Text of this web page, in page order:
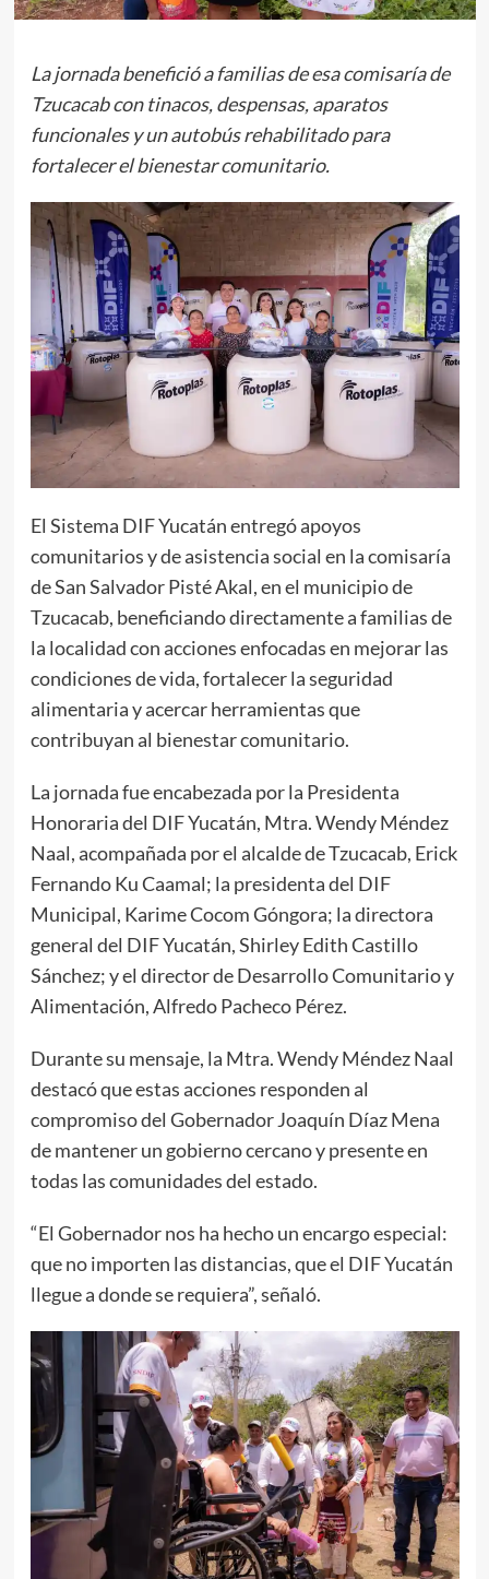
La jornada benefició a familias de esa comisaría de
Tzucacab con tinacos, despensas, aparatos
funcionales y un autobús rehabilitado para
fortalecer el bienestar comunitario.
El Sistema DIF Yucatán entregó apoyos
comunitarios y de asistencia social en la comisaría
de San Salvador Pisté Akal, en el municipio de
Tzucacab, beneficiando directamente a familias de
la localidad con acciones enfocadas en mejorar las
condiciones de vida, fortalecer la seguridad
alimentaria y acercar herramientas que
contribuyan al bienestar comunitario.
La jornada fue encabezada por la Presidenta
Honoraria del DIF Yucatán, Mtra. Wendy Méndez
Naal, acompañada por el alcalde de Tzucacab, Erick
Fernando Ku Caamal; la presidenta del DIF
Municipal, Karime Cocom Góngora; la directora
general del DIF Yucatán, Shirley Edith Castillo
Sánchez; y el director de Desarrollo Comunitario y
Alimentación, Alfredo Pacheco Pérez.
Durante su mensaje, la Mtra. Wendy Méndez Naal
destacó que estas acciones responden al
compromiso del Gobernador Joaquín Díaz Mena
de mantener un gobierno cercano y presente en
todas las comunidades del estado.
“El Gobernador nos ha hecho un encargo especial:
que no importen las distancias, que el DIF Yucatán
llegue a donde se requiera”, señaló.